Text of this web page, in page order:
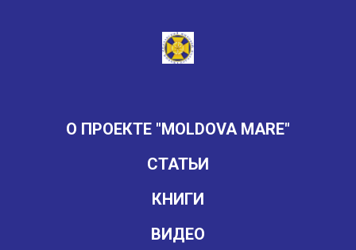
О ПРОЕКТЕ "MOLDOVA MARE"
СТАТЬИ
КНИГИ
ВИДЕО